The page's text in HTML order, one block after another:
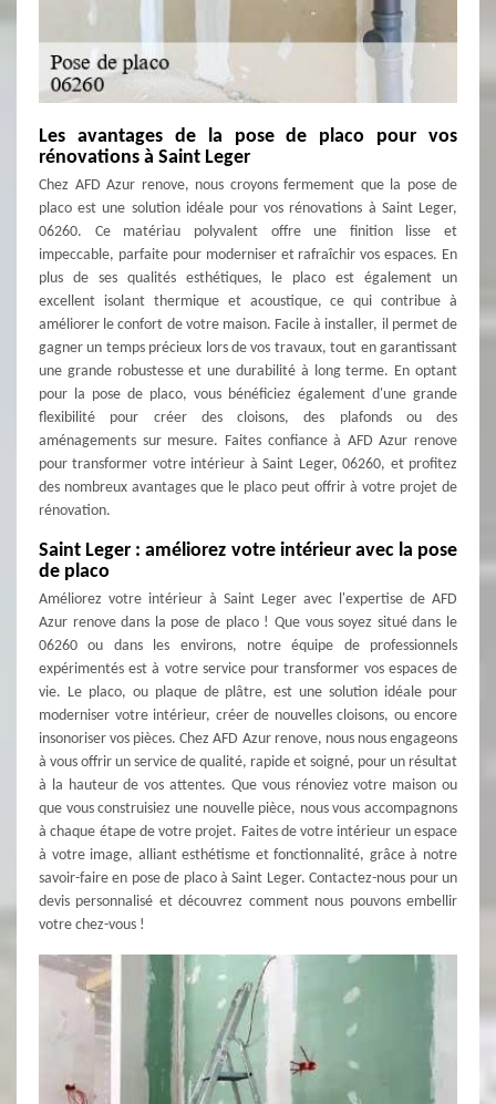
Les avantages de la pose de placo pour vos
rénovations à Saint Leger
Chez AFD Azur renove, nous croyons fermement que la pose de
placo est une solution idéale pour vos rénovations à Saint Leger,
06260. Ce matériau polyvalent offre une finition lisse et
impeccable, parfaite pour moderniser et rafraîchir vos espaces. En
plus de ses qualités esthétiques, le placo est également un
excellent isolant thermique et acoustique, ce qui contribue à
améliorer le confort de votre maison. Facile à installer, il permet de
gagner un temps précieux lors de vos travaux, tout en garantissant
une grande robustesse et une durabilité à long terme. En optant
pour la pose de placo, vous bénéficiez également d'une grande
flexibilité pour créer des cloisons, des plafonds ou des
aménagements sur mesure. Faites confiance à AFD Azur renove
pour transformer votre intérieur à Saint Leger, 06260, et profitez
des nombreux avantages que le placo peut offrir à votre projet de
rénovation.
Saint Leger : améliorez votre intérieur avec la pose
de placo
Améliorez votre intérieur à Saint Leger avec l'expertise de AFD
Azur renove dans la pose de placo ! Que vous soyez situé dans le
06260 ou dans les environs, notre équipe de professionnels
expérimentés est à votre service pour transformer vos espaces de
vie. Le placo, ou plaque de plâtre, est une solution idéale pour
moderniser votre intérieur, créer de nouvelles cloisons, ou encore
insonoriser vos pièces. Chez AFD Azur renove, nous nous engageons
à vous offrir un service de qualité, rapide et soigné, pour un résultat
à la hauteur de vos attentes. Que vous rénoviez votre maison ou
que vous construisiez une nouvelle pièce, nous vous accompagnons
à chaque étape de votre projet. Faites de votre intérieur un espace
à votre image, alliant esthétisme et fonctionnalité, grâce à notre
savoir-faire en pose de placo à Saint Leger. Contactez-nous pour un
devis personnalisé et découvrez comment nous pouvons embellir
votre chez-vous !